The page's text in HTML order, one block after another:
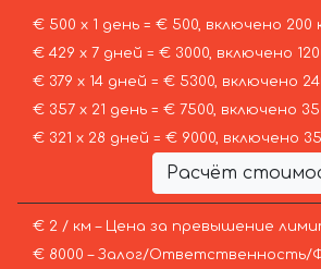
€ 500 х 1 день = € 500, включено 200
€ 429 х 7 дней = € 3000, включено
€ 379 х 14 дней = € 5300, включено
€ 357 х 21 день = € 7500, включено
€ 321 х 28 дней = € 9000, включено
Расчёт
€ 2 / км – Цена за превышение
€ 8000 – Залог/Ответственность/